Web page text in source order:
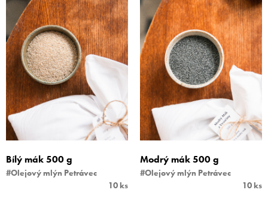
Bílý mák 500 g
#Olejový mlýn Petrávec
10 ks
Modrý mák 500 g
#Olejový mlýn Petrávec
10 ks